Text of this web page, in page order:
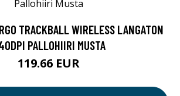
TRACKBALL WIRELESS LANGATON
PALLOHIIRI MUSTA
119.66 EUR